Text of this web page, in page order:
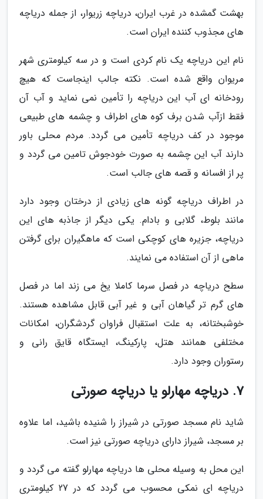
بهشت گمشده در غرب ایران، دریاچه زریوار، از جمله دریاچه
های مجذوب کننده ایران است.
نام این دریاچه یک نام کردی است و در سه کیلومتری شهر
مریوان واقع شده است. نکته جالب اینجاست که هیچ
رودخانه ای آب این دریاچه را تأمین نمی نماید و آب آن
فقط ازآب شدن برف کوه های اطراف و چشمه های طبیعی
موجود در کف دریاچه تأمین می گردد. مردم محلی باور
دارند آب این چشمه به صورت خودجوش تامین می گردد و
پر از افسانه و قصه های جالب است.
در اطراف دریاچه گونه های زیادی از درختان وجود دارد
مانند بلوط، گلابی و بادام. یکی دیگر از جاذبه های این
دریاچه، جزیره های کوچکی است که ماهگیران برای گرفتن
ماهی از آن استفاده می نمایند.
سطح دریاچه در فصل سرما کاملا یخ می زند اما در فصل
های گرم تر گیاهان آبی و غیر آبی قابل مشاهده هستند.
خوشبختانه، به علت استقبال فراوان گردشگران، امکانات
مختلفی همانند هتل، پارکینگ، ایستگاه قایق رانی و
رستوران وجود دارد.
7. دریاچه مهارلو یا دریاچه صورتی
شاید نام مسجد صورتی در شیراز را شنیده باشید، اما علاوه
بر مسجد، شیراز دارای دریاچه صورتی نیز است.
این محل به وسیله محلی ها دریاچه مهارلو گفته می گردد و
دریاچه ای نمکی محسوب می گردد که در 27 کیلومتری